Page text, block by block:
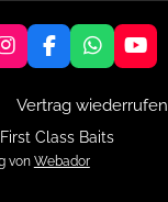
I
n
a
g
r
F
a
e
b
o
o
W
h
a
t
s
Y
o
T
Vertrag wiederrufen
Class Baits
von Webador